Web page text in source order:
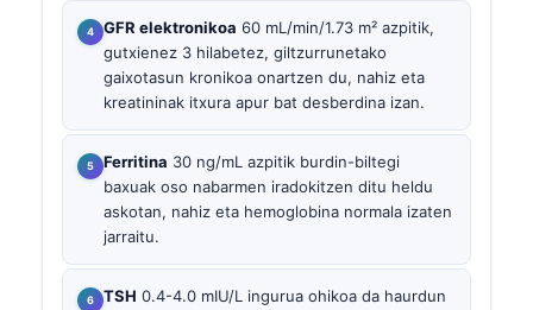
GFR elektronikoa 60 mL/min/1.73 m² azpitik,
gutxienez 3 hilabetez, giltzurrunetako
gaixotasun kronikoa onartzen du, nahiz eta
kreatininak itxura apur bat desberdina izan.
Ferritina 30 ng/mL azpitik burdin-biltegi
baxuak oso nabarmen iradokitzen ditu heldu
askotan, nahiz eta hemoglobina normala izaten
jarraitu.
TSH 0.4-4.0 mIU/L ingurua ohikoa da haurdun